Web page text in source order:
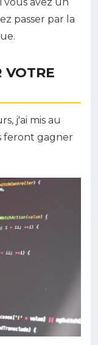
passer par la
VOTRE
j'ai mis au
feront gagner